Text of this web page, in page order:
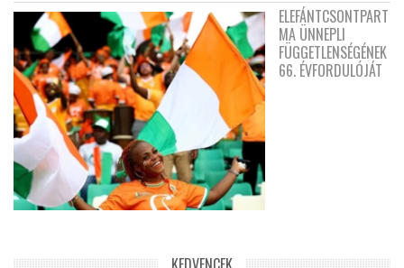
ELEFÁNTCSONTPART
MA ÜNNEPLI
FÜGGETLENSÉGÉNEK
66. ÉVFORDULÓJÁT